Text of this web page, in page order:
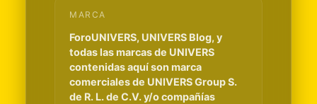
MARCA
ForoUNIVERS, UNIVERS Blog, y
todas las marcas de UNIVERS
contenidas aquí son marca
comerciales de UNIVERS Group S.
de R. L. de C.V. y/o compañías